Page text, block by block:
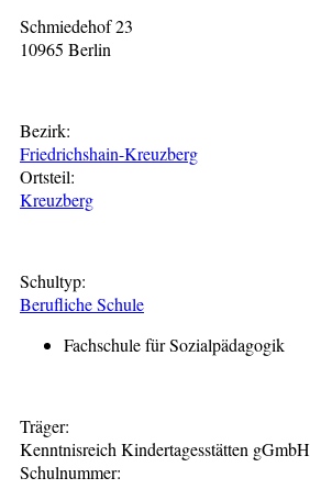
Schmiedehof 23
10965 Berlin
Bezirk:
Friedrichshain-Kreuzberg
Ortsteil:
Kreuzberg
Schultyp:
Berufliche Schule
Fachschule für Sozialpädagogik
Träger:
Kenntnisreich Kindertagesstätten gGmbH
Schulnummer: